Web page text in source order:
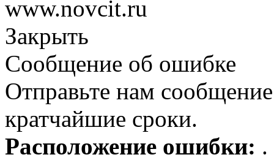
www.novcit.ru
Закрыть
Сообщение об ошибке
Отправьте нам
кратчайшие сроки.
Расположение ошибки: .